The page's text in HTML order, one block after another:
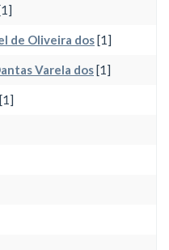
de Oliveira dos[1]
Varela dos[1]
[1]